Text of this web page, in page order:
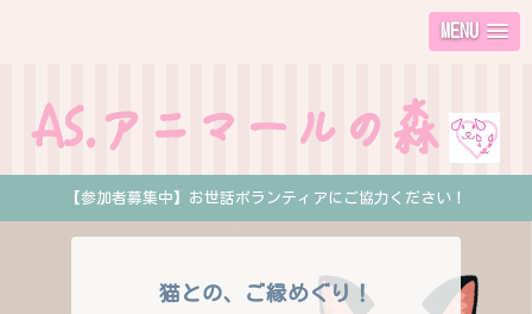
MENU
【参加者募集中】お世話ボランティアにご協力ください！
猫との、ご縁めぐり！